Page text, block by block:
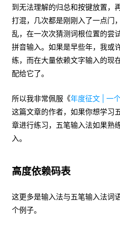
到无法理解的归总和按键放置，
打混，几次都是刚刚入了一点门
乱，在一次次猜测词根位置的尝
拼音输入。如果是早些年，我或
练，而在大量依赖文字输入的现
配给它了。
所以我非常佩服《年度征文 | 一
这篇文章的作者，如果你想学习
章进行练习，五笔输入法如果熟
入。
高度依赖码表
这更多是输入法与五笔输入法词
个例子。